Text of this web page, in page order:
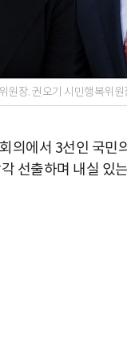
원장. 권오기 시민행복위
의에서 3선인 국민
선출하며 내실 있